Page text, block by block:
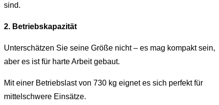
sind.
2. Betriebskapazität
Unterschätzen Sie seine Größe nicht – es mag kompakt sein,
aber es ist für harte Arbeit gebaut.
Mit einer Betriebslast von 730 kg eignet es sich perfekt für
mittelschwere Einsätze.